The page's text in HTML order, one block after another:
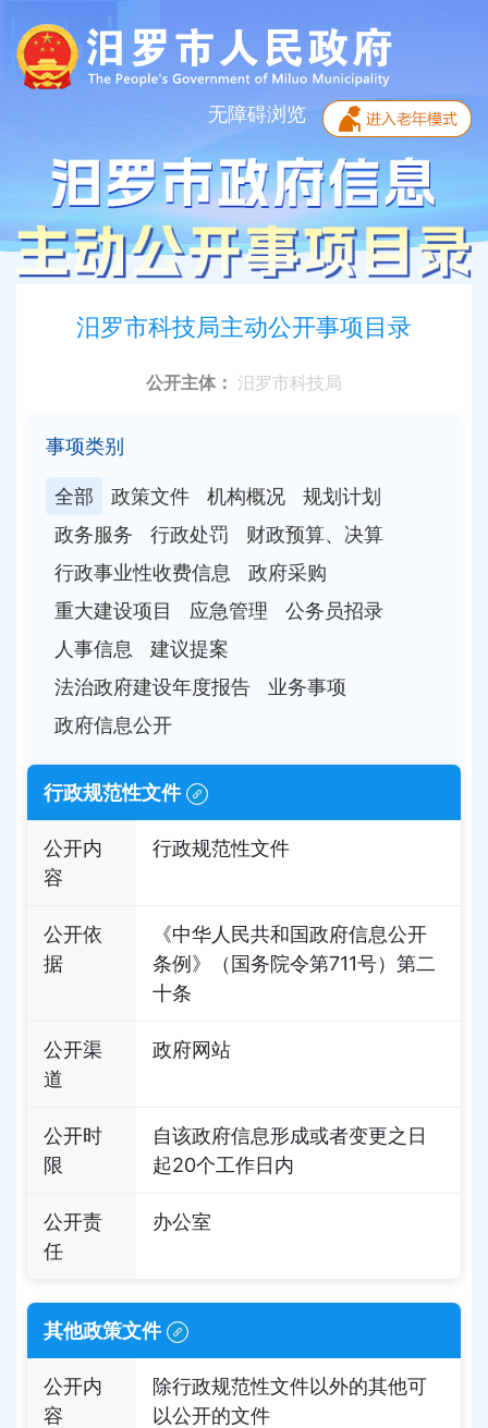
无障碍浏览
汨罗市科技局主动公开事项目录
公开主体： 汨罗市科技局
事项类别
全部 政策文件 机构概况
规划计划
政务服务
行政处罚
财政预算、决算
行政事业性收费信息
政府采购
重大建设项目
应急管理
公务员招录
人事信息
建议提案
法治政府建设年度报告
业务事项
政府信息公开
行政规范性文件
公开内
容
行政规范性文件
公开依
据
《中华人民共和国政府信息公开
条例》（国务院令第711号）第二
十条
公开渠
道
政府网站
公开时
限
自该政府信息形成或者变更之日
起20个工作日内
公开责
任
办公室
其他政策文件
公开内
容
除行政规范性文件以外的其他可
以公开的文件